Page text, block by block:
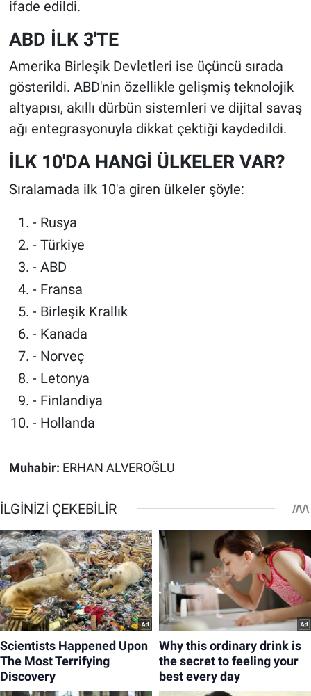
ifade edildi.
ABD İLK 3'TE
Amerika Birleşik Devletleri ise üçüncü sırada
gösterildi. ABD'nin özellikle gelişmiş teknolojik
altyapısı, akıllı dürbün sistemleri ve dijital savaş
ağı entegrasyonuyla dikkat çektiği kaydedildi.
İLK 10'DA HANGİ ÜLKELER VAR?
Sıralamada ilk 10'a giren ülkeler şöyle:
- Rusya
- Türkiye
- ABD
- Fransa
- Birleşik Krallık
- Kanada
- Norveç
- Letonya
- Finlandiya
- Hollanda
Muhabir: ERHAN ALVEROĞLU